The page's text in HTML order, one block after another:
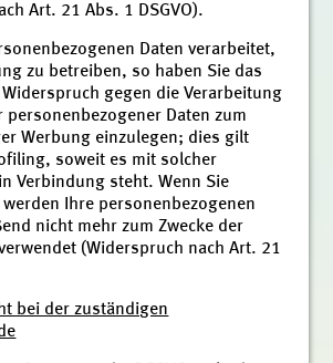
Art. 21 Abs. 1 DSGVO).
Daten verarbeitet,
zu betreiben, so haben Sie das
Widerspruch gegen die Verarbeitung
personenbezogener Daten zum
Werbung einzulegen; dies gilt
soweit es mit solcher
Verbindung steht. Wenn Sie
Ihre personenbezogenen
nicht mehr zum Zwecke der
(Widerspruch nach Art. 21
bei der zuständigen